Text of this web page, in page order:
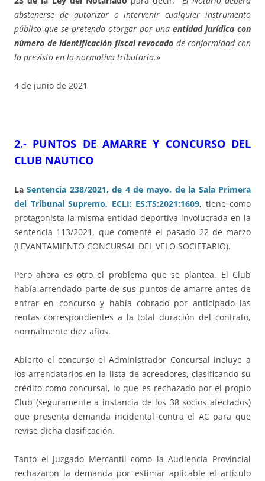
abstenerse de autorizar o intervenir cualquier instrumento
público que se pretenda otorgar por una entidad jurídica con
número de identificación fiscal revocado de conformidad con
lo previsto en la normativa tributaria.»
4 de junio de 2021
2.- PUNTOS DE AMARRE Y CONCURSO DEL
CLUB NAUTICO
LaSentencia 238/2021, de 4 de mayo, de la Sala Primera
del Tribunal Supremo, ECLI: ES:TS:2021:1609, tiene como
protagonista la misma entidad deportiva involucrada en la
sentencia 113/2021, que comenté el pasado 22 de marzo
(LEVANTAMIENTO CONCURSAL DEL VELO SOCIETARIO).
Pero ahora es otro el problema que se plantea. El Club
había arrendado parte de sus puntos de amarre antes de
entrar en concurso y había cobrado por anticipado las
rentas correspondientes a la total duración del contrato,
normalmente diez años.
Abierto el concurso el Administrador Concursal incluye a
los arrendatarios en la lista de acreedores, clasificando su
crédito como concursal, lo que es rechazado por el propio
Club (seguramente a instancia de los 38 socios afectados)
que presenta demanda incidental contra el AC para que
revise dicha clasificación.
Tanto el Juzgado Mercantil como la Audiencia Provincial
rechazaron la demanda por estimar aplicable el artículo